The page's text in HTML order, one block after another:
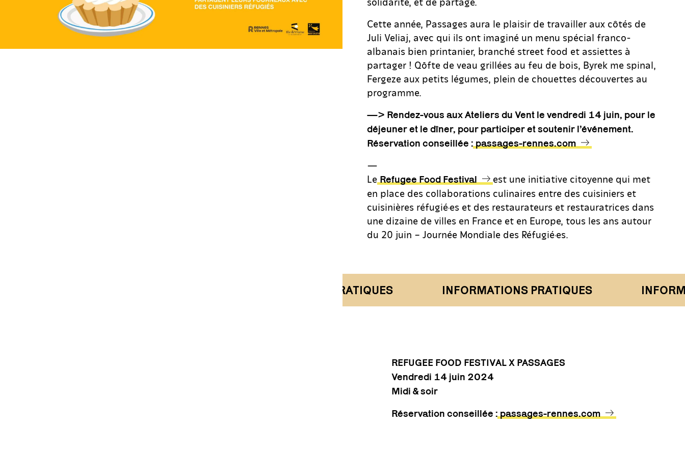
Cette année, Passages aura le plaisir de travailler aux côtés de
Juli Veliaj, avec qui ils ont imaginé un menu spécial franco-
albanais bien printanier, branché street food et assiettes à
partager ! Qōfte de veau grillées au feu de bois, Byrek me spinal,
Fergeze aux petits légumes, plein de chouettes découvertes au
programme.
—> Rendez-vous aux Ateliers du Vent le vendredi 14 juin, pour le
déjeuner et le dîner, pour participer et soutenir l’événement.
Réservation conseillée : passages-rennes.com
—
Le Refugee Food Festival
est une initiative citoyenne qui met
en place des collaborations culinaires entre des cuisiniers et
cuisinières réfugié·es et des restaurateurs et restauratrices dans
une dizaine de villes en France et en Europe, tous les ans autour
du 20 juin – Journée Mondiale des Réfugié·es.
INFORMATIONS PRATIQUES INFORMATIONS PRATIQUES
REFUGEE FOOD FESTIVAL X PASSAGES
Vendredi 14 juin 2024
Midi & soir
Réservation conseillée : passages-rennes.com